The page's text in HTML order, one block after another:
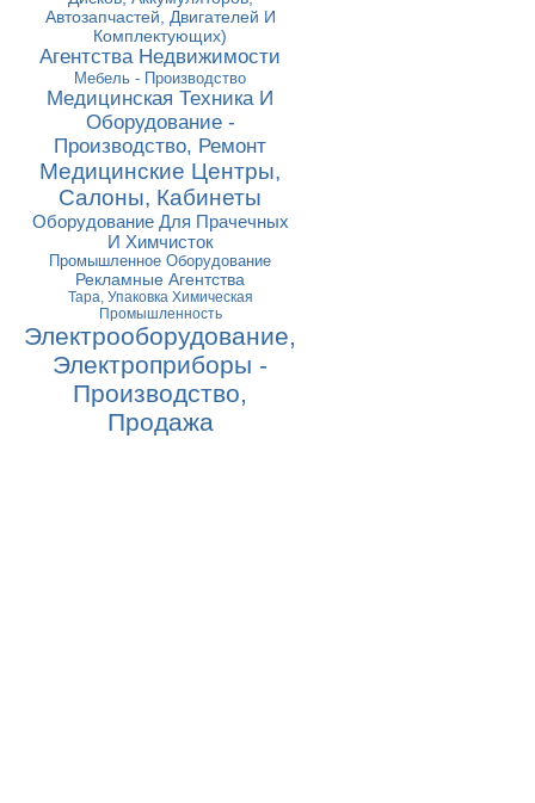
Автозапчастей, Двигателей И
Комплектующих)
Агентства Недвижимости
Мебель - Производство
Медицинская Техника И
Оборудование -
Производство, Ремонт
Медицинские Центры,
Салоны, Кабинеты
Оборудование Для Прачечных
И Химчисток
Промышленное Оборудование
Рекламные Агентства
Тара, Упаковка Химическая
Промышленность
Электрооборудование,
Электроприборы -
Производство,
Продажа